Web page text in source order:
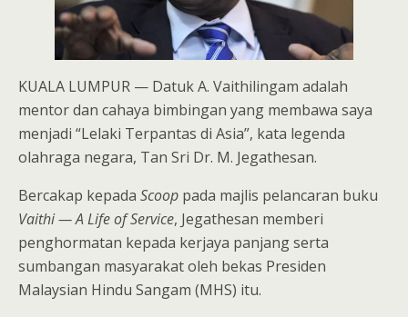
KUALA LUMPUR — Datuk A. Vaithilingam adalah
mentor dan cahaya bimbingan yang membawa saya
menjadi “Lelaki Terpantas di Asia”, kata legenda
olahraga negara, Tan Sri Dr. M. Jegathesan.
Bercakap kepada Scoop pada majlis pelancaran buku
Vaithi — A Life of Service, Jegathesan memberi
penghormatan kepada kerjaya panjang serta
sumbangan masyarakat oleh bekas Presiden
Malaysian Hindu Sangam (MHS) itu.